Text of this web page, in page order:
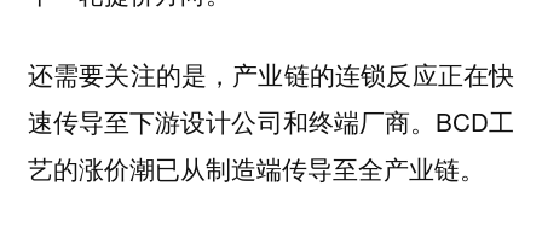
还需要关注的是，产业链的连锁反应正在快
速传导至下游设计公司和终端厂商。BCD工
艺的涨价潮已从制造端传导至全产业链。